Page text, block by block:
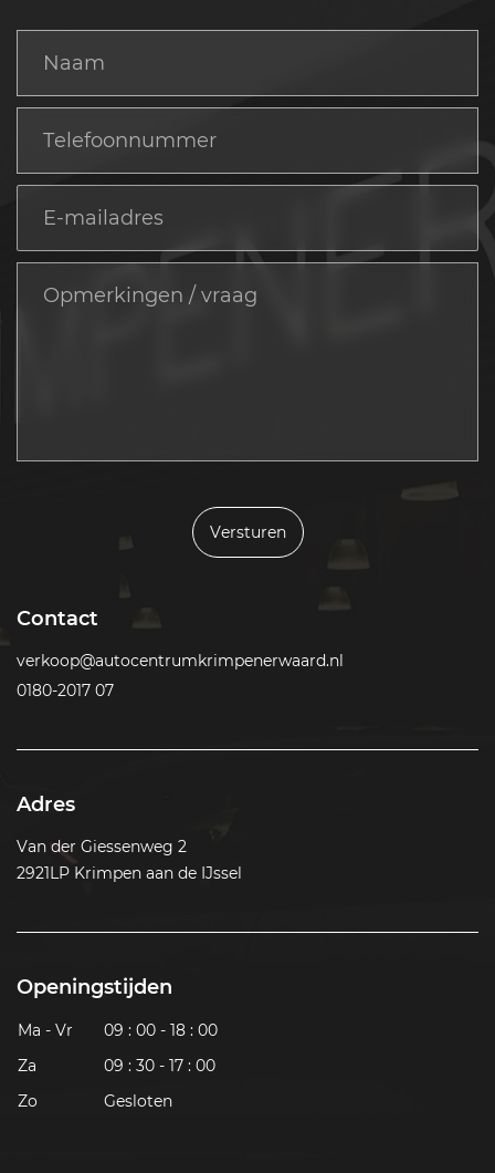
Versturen
Contact
verkoop@autocentrumkrimpenerwaard.nl
0180-2017 07
Adres
Van der Giessenweg 2
2921LP Krimpen aan de IJssel
Openingstijden
Ma - Vr
09 : 00 - 18 : 00
Za
09 : 30 - 17 : 00
Zo
Gesloten